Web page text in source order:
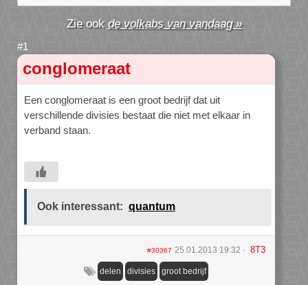
de volkabs van vandaag »
conglomeraat
Een conglomeraat is een groot bedrijf dat uit
verschillende divisies bestaat die niet met elkaar in
verband staan.
Ook interessant: quantum
#30367 25.01.2013 19:32 8T3
delen divisies groot bedrijf